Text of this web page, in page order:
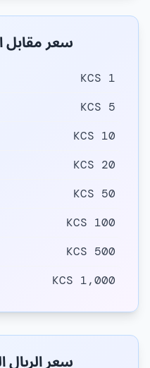
سعر مقابل
1 KCS
5 KCS
10 KCS
20 KCS
50 KCS
100 KCS
500 KCS
1,000 KCS